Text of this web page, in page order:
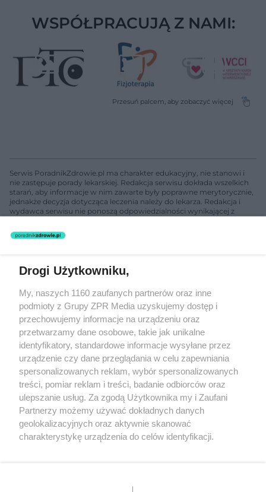
WSPÓŁPRACUJĄ Z NAMI:
Serwis PoradnikZdrowie.pl ma charakter edukacyjny, nie stanowi i
nie zastępuje porady lekarskiej. Redakcja serwisu dokłada wszelkich
starań, aby informacje w nim zawarte były poprawne merytorycznie,
jednakże decyzja dotycząca leczenia należy do lekarza. Redakcja i
wydawca serwisu nie ponoszą odpowiedzialności wynikającej z
nie prowadzi działalności leczniczej polegającej na udzielaniu
świadczeń zdrowotnych w rozumieniu art. 3 ust 1 ustawy o
Żaden utwór zamieszczony w serwisie nie może być powielany i
rozpowszechniany lub dalej rozpowszechniany w jakikolwiek sposób
(w tym także elektroniczny lub mechaniczny) na jakimkolwiek polu
eksploatacji w jakiejkolwiek formie, włącznie z umieszczaniem w
Internecie bez pisemnej zgody właściciela praw. Jakiekolwiek użycie
lub wykorzystanie utworów w całości lub w części z naruszeniem
prawa, tzn. bez właściwej zgody, jest zabronione pod groźbą kary i
może być ścigane prawnie.
O nas
Nasze serwisy
Drogi Użytkowniku,
My, naszych 1160 zaufanych partnerów oraz inne
podmioty z Grupy ZPR Media uzyskujemy dostęp i
przechowujemy informacje na urządzeniu oraz
przetwarzamy dane osobowe, takie jak unikalne
identyfikatory, standardowe informacje wysyłane przez
urządzenie czy dane przeglądania w celu zapewniania
spersonalizowanych reklam, wybór spersonalizowanych
treści, pomiar reklam i treści, badanie odbiorców oraz
ulepszanie usług. Za zgodą Użytkownika my i Zaufani
Partnerzy możemy używać dokładnych danych
geolokalizacyjnych oraz aktywnie skanować
charakterystykę urządzenia do celów identyfikacji.
zmienić/wycofać klikając przycisk ustawień prywatności